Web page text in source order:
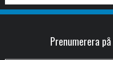
Prenumerera